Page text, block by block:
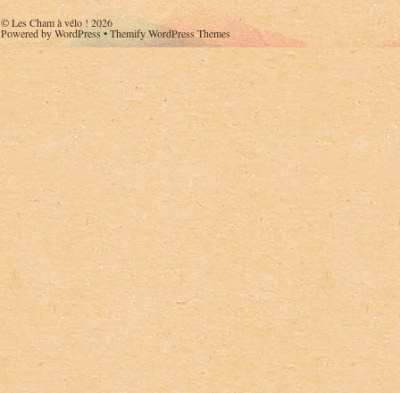
©Les Cham à vélo !2026
Powered byWordPress•Themify WordPress Themes